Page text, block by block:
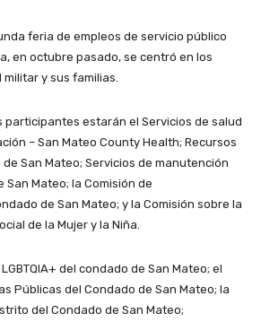
feria de empleos de servicio público
en octubre pasado, se centró en los
y sus familias.
participantes estarán el Servicios de salud
– San Mateo County Health; Recursos
San Mateo; Servicios de manutención
Mateo; la Comisión de
de San Mateo; y la Comisión sobre la
de la Mujer y la Niña.
del condado de San Mateo; el
Públicas del Condado de San Mateo; la
del Condado de San Mateo;